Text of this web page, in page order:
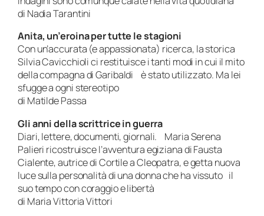
di Nadia Tarantini
Anita, un’eroina per tutte le stagioni
Con un’accurata (e appassionata) ricerca, la storica
Silvia Cavicchioli ci restituisce i tanti modi in cui il mito
della compagna di Garibaldi è stato utilizzato. Ma lei
sfugge a ogni stereotipo
di Matilde Passa
Gli anni della scrittrice in guerra
Diari, lettere, documenti, giornali. Maria Serena
Palieri ricostruisce l’avventura egiziana di Fausta
Cialente, autrice di Cortile a Cleopatra, e getta nuova
luce sulla personalità di una donna che ha vissuto il
suo tempo con coraggio e libertà
di Maria Vittoria Vittori